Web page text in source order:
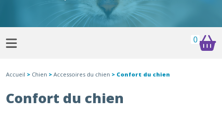
0
Accueil > Chien > Accessoires du chien > Confort du chien
Confort du chien